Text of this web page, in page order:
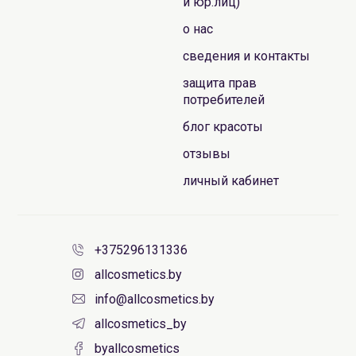
о нас
сведения и контакты
защита прав
потребителей
блог красоты
отзывы
личный кабинет
+375296131336
allcosmetics.by
info@allcosmetics.by
allcosmetics_by
byallcosmetics